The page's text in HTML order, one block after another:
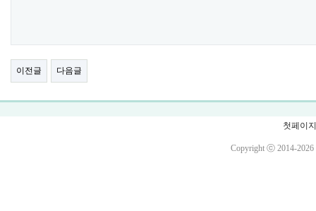
이전글 다음글
첫페이지
Copyright ⓒ 2014-